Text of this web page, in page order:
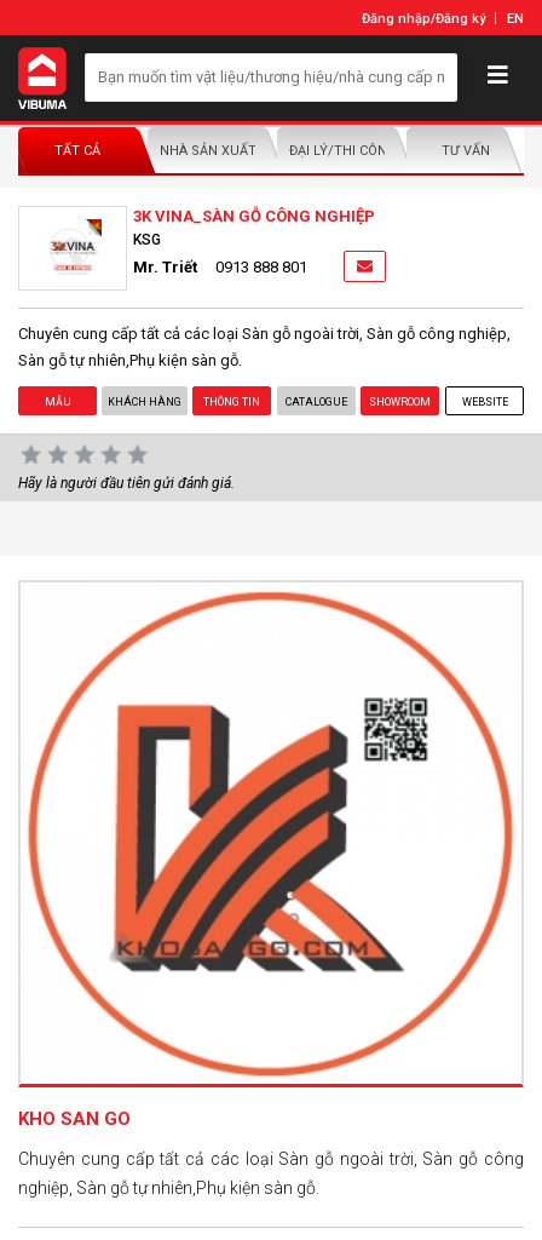
Đăng nhập/Đăng ký EN
TẤT CẢ NHÀ SẢN XUẤT/NHÀ PHÂN PHỐIĐẠI LÝ/THI CÔNG LẮP ĐẶTTƯ VẤN
3K VINA_SÀN GỖ CÔNG NGHIỆP
KSG
Mr. Triết 0913 888 801
Chuyên cung cấp tất cả các loại Sàn gỗ ngoài trời, Sàn gỗ công nghiệp,
Sàn gỗ tự nhiên,Phụ kiện sàn gỗ.
MẪU KHÁCH HÀNG THÔNG TIN CATALOGUE SHOWROOM WEBSITE
Hãy là người đầu tiên gửi đánh giá.
KHO SAN GO
Chuyên cung cấp tất cả các loại Sàn gỗ ngoài trời, Sàn gỗ công
nghiệp, Sàn gỗ tự nhiên,Phụ kiện sàn gỗ.